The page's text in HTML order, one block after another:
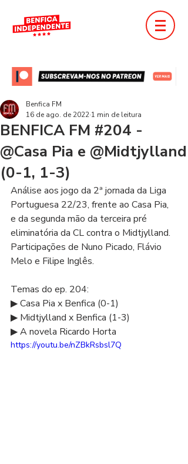
BENFICA FM #204 -
@Casa Pia e @Midtjylland
(0-1, 1-3)
Benfica FM
16 de ago. de 2022 1 min de leitura
Análise aos jogo da 2ª jornada da Liga
Portuguesa 22/23, frente ao Casa Pia,
e da segunda mão da terceira pré
eliminatória da CL contra o Midtjylland.
Participações de Nuno Picado, Flávio
Melo e Filipe Inglês.
Temas do ep. 204:
▶ Casa Pia x Benfica (0-1)
▶ Midtjylland x Benfica (1-3)
▶ A novela Ricardo Horta
https://youtu.be/nZBkRsbsl7Q